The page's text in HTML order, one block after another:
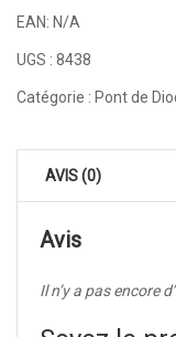
EAN: N/A
UGS : 8438
Catégorie : Pont de
AVIS (0)
Avis
Il n’y a pas encore